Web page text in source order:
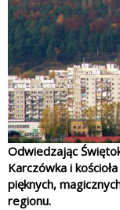
Odwiedzając
Karczówka i
pięknych,
regionu.